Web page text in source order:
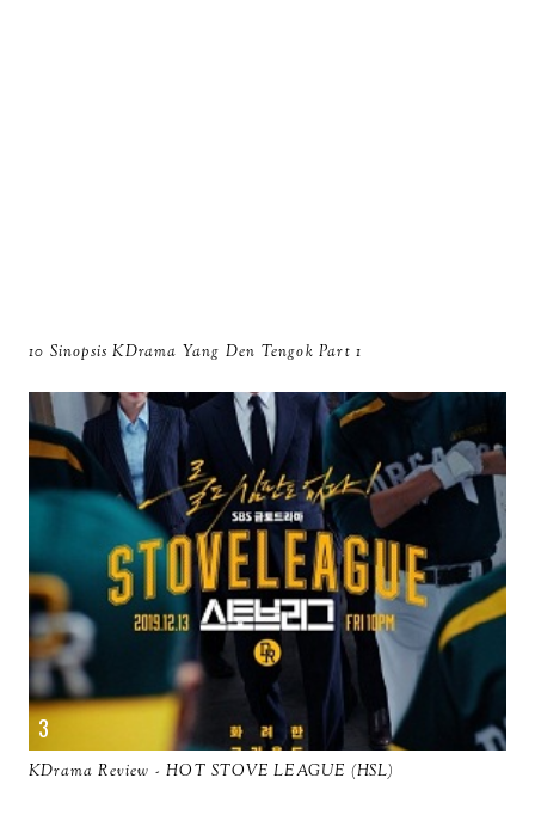
10 Sinopsis KDrama Yang Den Tengok Part 1
KDrama Review - HOT STOVE LEAGUE (HSL)